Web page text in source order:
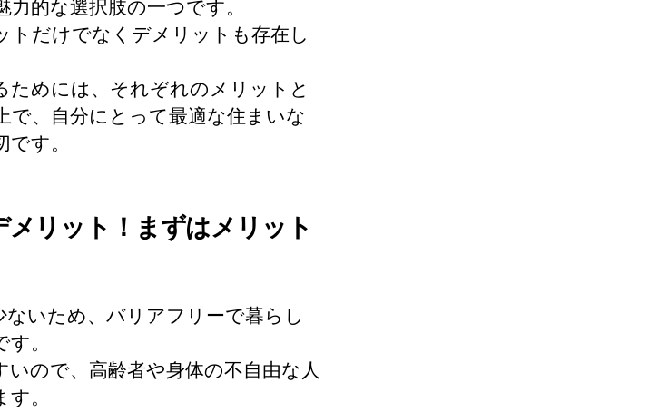
的な選択肢の一つです。
トだけでなくデメリットも存在し
ためには、それぞれのメリットと
で、自分にとって最適な住まいな
す。
リット！まずはメリット
ないため、バリアフリーで暮らし
。
ので、高齢者や身体の不自由な人
。